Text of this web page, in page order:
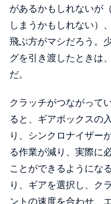
があるかもしれないが
しまうかもしれない）
飛ぶ方がマシだろう。
グを引き渡したときは
だ。
クラッチがつながって
ると、ギアボックスの
り、シンクロナイザー
る作業が減り、実際に
ことができるようにな
り、ギアを選択し、ク
ントの速度を合わせ、